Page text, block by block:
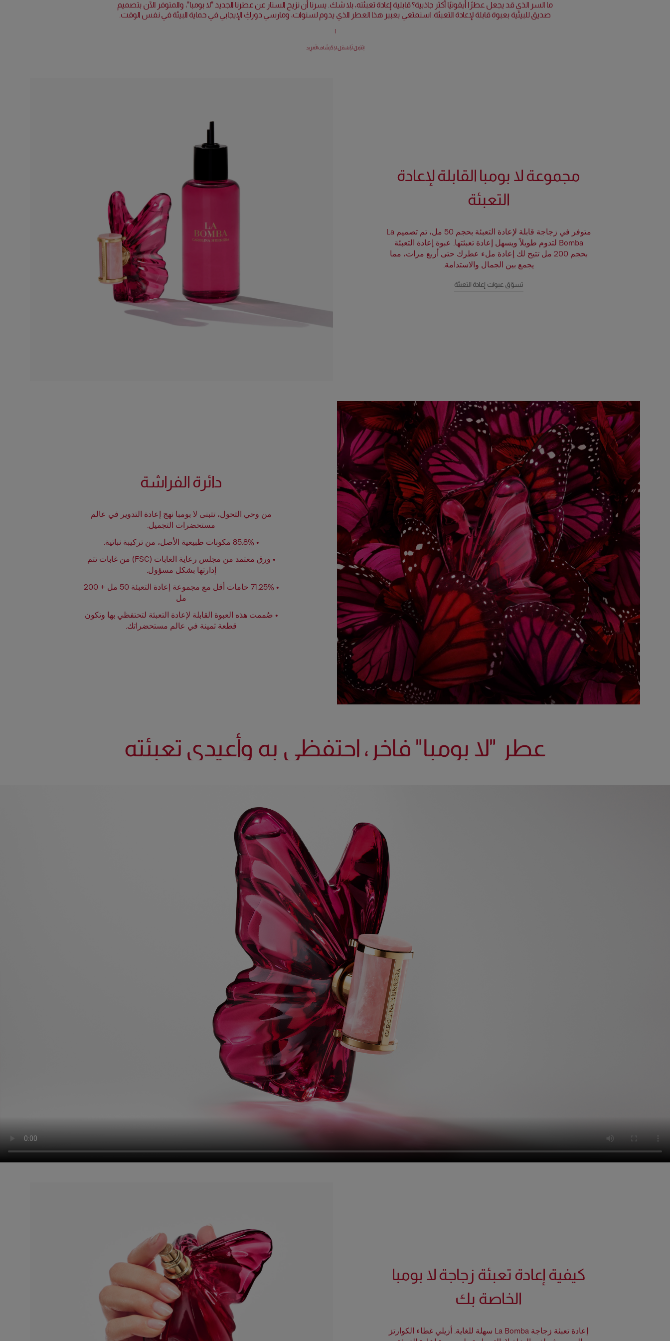
ما السر الذي قد يجعل عطرًا أيقونيًا أكثر جاذبية؟ قابلية إعادة تعبئته، بلا شك. يسرنا أن نزيح الستار عن عطرنا الجديد "لا بومبا"، والمتوفر الآن بتصميم
صديق للبيئية بعبوة قابلة لإعادة التعبئة. استمتعي بعبير هذا العطر الذي يدوم لسنوات، ومارسي دوركِ الإيجابي في حماية البيئة في نفس الوقت.
|
اِنْتَقِلْ لِأَسْفَل لِاكْتِشَاف الْمَزِيد
مجموعة لا بومبا القابلة لإعادة
التعبئة
متوفر في زجاجة قابلة لإعادة التعبئة بحجم 50 مل
، تم تصميم La
Bomba لتدوم طويلاً ويسهل إعادة تعبئتها.
عبوة إعادة التعبئة
بحجم 200 مل
تتيح لك إعادة ملء عطرك حتى أربع مرات، مما
يجمع بين الجمال والاستدامة.
تسوّق عبوات إعادة التعبئة
دائرة الفراشة
من وحي التحول، تتبنى لا بومبا نهج إعادة التدوير في عالم
مستحضرات التجميل.
• 85.8% مكونات طبيعية الأصل، من تركيبة نباتية.
• ورق معتمد من مجلس رعاية الغابات (FSC) من غابات تتم
إدارتها بشكل مسؤول.
• 71.25% خامات أقل مع مجموعة إعادة التعبئة 50 مل + 200
مل
• صُممت هذه العبوة القابلة لإعادة التعبئة لتحتفظي بها وتكون
قطعة ثمينة في عالم مستحضراتك.
عطر "لا بومبا" فاخر، احتفظي به وأعيدي تعبئته
كيفية إعادة تعبئة زجاجة لا بومبا
الخاصة بك
إعادة تعبئة زجاجة La Bomba
سهلة للغاية. أزيلي غطاء الكوارتز